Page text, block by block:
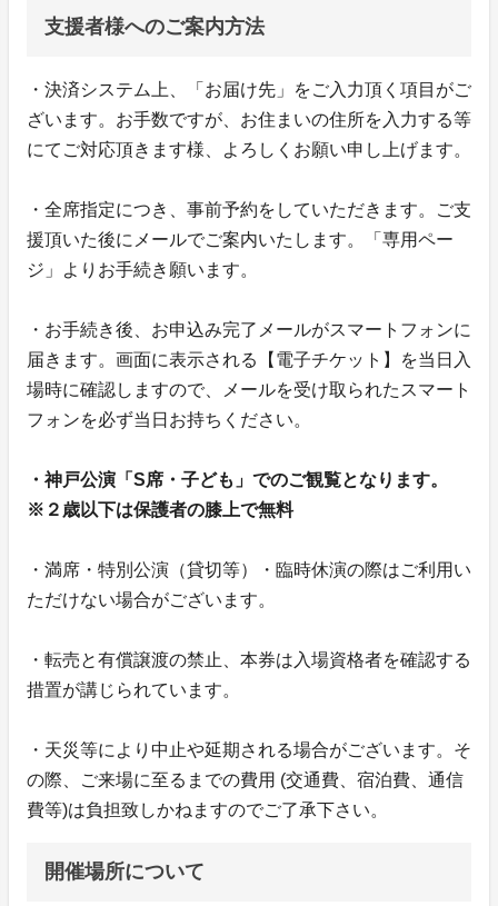
支援者様へのご案内方法
・決済システム上、「お届け先」をご入力頂く項目がご
ざいます。お手数ですが、お住まいの住所を入力する等
にてご対応頂きます様、よろしくお願い申し上げます。
・全席指定につき、事前予約をしていただきます。ご支
援頂いた後にメールでご案内いたします。「専用ペー
ジ」よりお手続き願います。
・お手続き後、お申込み完了メールがスマートフォンに
届きます。画面に表示される【電子チケット】を当日入
場時に確認しますので、メールを受け取られたスマート
フォンを必ず当日お持ちください。
・神戸公演「S席・子ども」でのご観覧となります。
※２歳以下は保護者の膝上で無料
・満席・特別公演（貸切等）・臨時休演の際はご利用い
ただけない場合がございます。
・転売と有償譲渡の禁止、本券は入場資格者を確認する
措置が講じられています。
・天災等により中止や延期される場合がございます。そ
の際、ご来場に至るまでの費用 (交通費、宿泊費、通信
費等)は負担致しかねますのでご了承下さい。
開催場所について